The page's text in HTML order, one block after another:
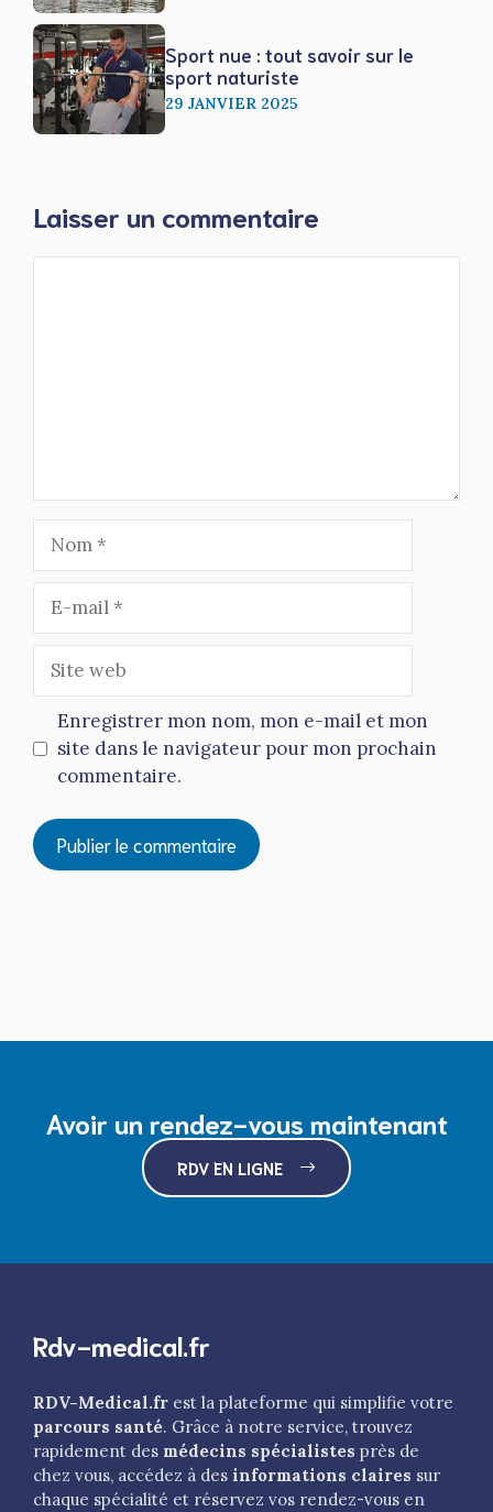
Sport nue : tout savoir sur le
sport naturiste
29 JANVIER 2025
Laisser un commentaire
mail
web
Enregistrer mon nom, mon e-mail et mon
site dans le navigateur pour mon prochain
commentaire.
Avoir un rendez-vous maintenant
RDV EN LIGNE
Rdv-medical.fr
RDV-Medical.fr est la plateforme qui simplifie votre
parcours santé. Grâce à notre service, trouvez
rapidement des médecins spécialistes près de
chez vous, accédez à des informations claires sur
chaque spécialité et réservez vos rendez-vous en